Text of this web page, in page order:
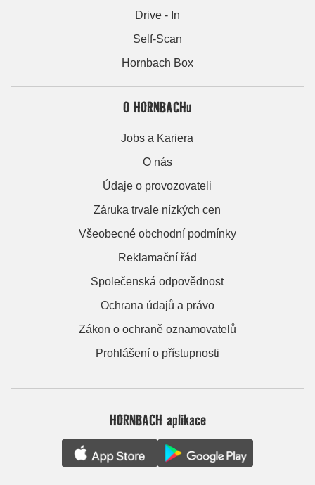
Drive - In
Self-Scan
Hornbach Box
O HORNBACHu
Jobs a Kariera
O nás
Údaje o provozovateli
Záruka trvale nízkých cen
Všeobecné obchodní podmínky
Reklamační řád
Společenská odpovědnost
Ochrana údajů a právo
Zákon o ochraně oznamovatelů
Prohlášení o přístupnosti
HORNBACH aplikace